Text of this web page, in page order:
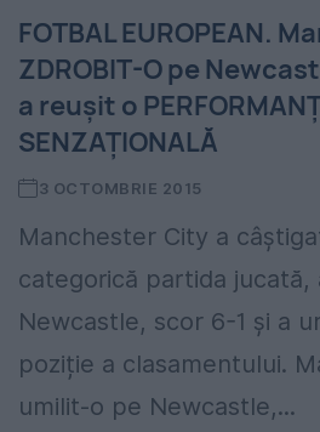
FOTBAL EUROPEAN.
ZDROBIT-O pe
a reușit o
SENZAȚIONALĂ
3 OCTOMBRIE 2015
Manchester City a
categorică partida jucată,
Newcastle, scor 6-1 și a
poziție a clasamentului.
umilit-o pe Newcastle,...